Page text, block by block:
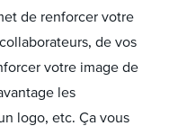
de renforcer votre
de vos
votre image de
les
logo, etc. Ça vous